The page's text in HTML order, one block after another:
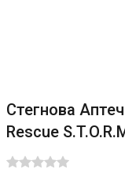
Стегнова
Rescue